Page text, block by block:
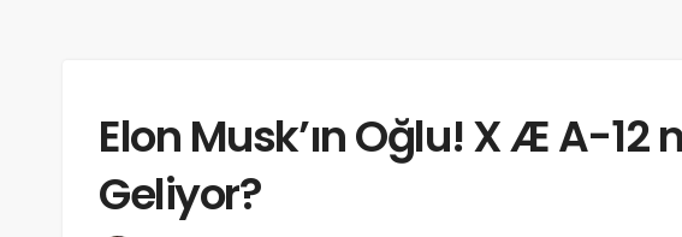
Elon Musk’ın Oğlu! X Æ A-12
Geliyor?